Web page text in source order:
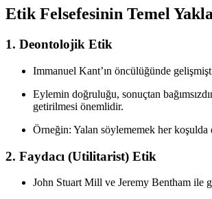
Etik Felsefesinin Temel
1. Deontolojik Etik
Immanuel Kant’ın öncülüğünde
Eylemin doğruluğu, sonuçtan
getirilmesi önemlidir.
Örneğin: Yalan söylememek her koşulda
2. Faydacı (Utilitarist) Etik
John Stuart Mill ve Jeremy Bentham ile